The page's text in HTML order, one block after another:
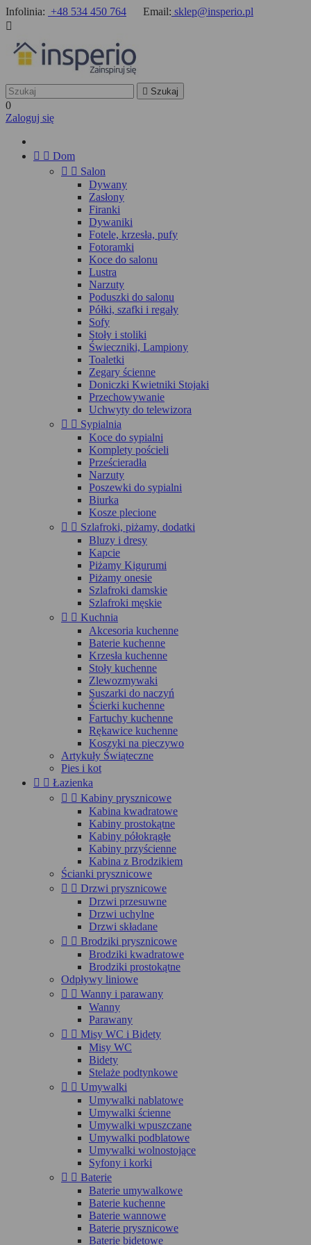
Infolinia: +48 534 450 764 Email: sklep@insperio.pl

 Szukaj
0
Zaloguj się
  Dom
  Salon
Dywany
Zasłony
Firanki
Dywaniki
Fotele, krzesła, pufy
Fotoramki
Koce do salonu
Lustra
Narzuty
Poduszki do salonu
Półki, szafki i regały
Sofy
Stoły i stoliki
Świeczniki, Lampiony
Toaletki
Zegary ścienne
Doniczki Kwietniki Stojaki
Przechowywanie
Uchwyty do telewizora
  Sypialnia
Koce do sypialni
Komplety pościeli
Prześcieradła
Narzuty
Poszewki do sypialni
Biurka
Kosze plecione
  Szlafroki, piżamy, dodatki
Bluzy i dresy
Kapcie
Piżamy Kigurumi
Piżamy onesie
Szlafroki damskie
Szlafroki męskie
  Kuchnia
Akcesoria kuchenne
Baterie kuchenne
Krzesła kuchenne
Stoły kuchenne
Zlewozmywaki
Suszarki do naczyń
Ścierki kuchenne
Fartuchy kuchenne
Rękawice kuchenne
Koszyki na pieczywo
Artykuły Świąteczne
Pies i kot
  Łazienka
  Kabiny prysznicowe
Kabina kwadratowe
Kabiny prostokątne
Kabiny półokrągłe
Kabiny przyścienne
Kabina z Brodzikiem
Ścianki prysznicowe
  Drzwi prysznicowe
Drzwi przesuwne
Drzwi uchylne
Drzwi składane
  Brodziki prysznicowe
Brodziki kwadratowe
Brodziki prostokątne
Odpływy liniowe
  Wanny i parawany
Wanny
Parawany
  Misy WC i Bidety
Misy WC
Bidety
Stelaże podtynkowe
  Umywalki
Umywalki nablatowe
Umywalki ścienne
Umywalki wpuszczane
Umywalki podblatowe
Umywalki wolnostojące
Syfony i korki
  Baterie
Baterie umywalkowe
Baterie kuchenne
Baterie wannowe
Baterie prysznicowe
Baterie bidetowe